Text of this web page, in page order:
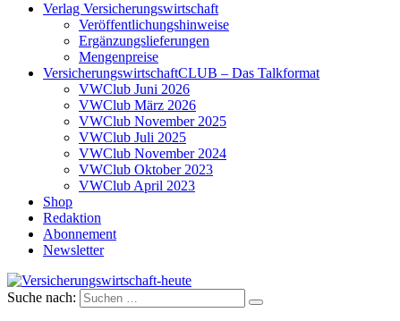
Verlag Versicherungswirtschaft
Veröffentlichungshinweise
Ergänzungslieferungen
Mengenpreise
VersicherungswirtschaftCLUB – Das Talkformat
VWClub Juni 2026
VWClub März 2026
VWClub November 2025
VWClub Juli 2025
VWClub November 2024
VWClub Oktober 2023
VWClub April 2023
Shop
Redaktion
Abonnement
Newsletter
Versicherungswirtschaft-heute
Suche nach: